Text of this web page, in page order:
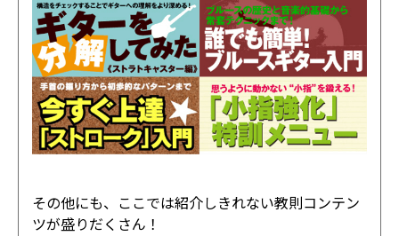
その他にも、ここでは紹介しきれない教則コンテン
ツが盛りだくさん！